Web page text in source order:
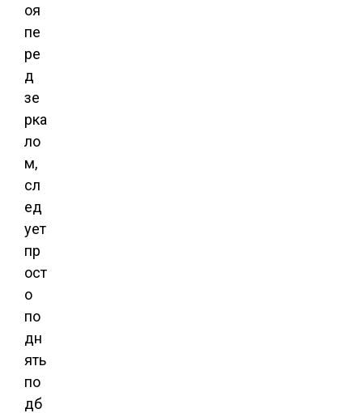
оя
пе
ре
д
зе
рка
ло
м,
сл
ед
ует
пр
ост
о
по
дн
ять
по
дб